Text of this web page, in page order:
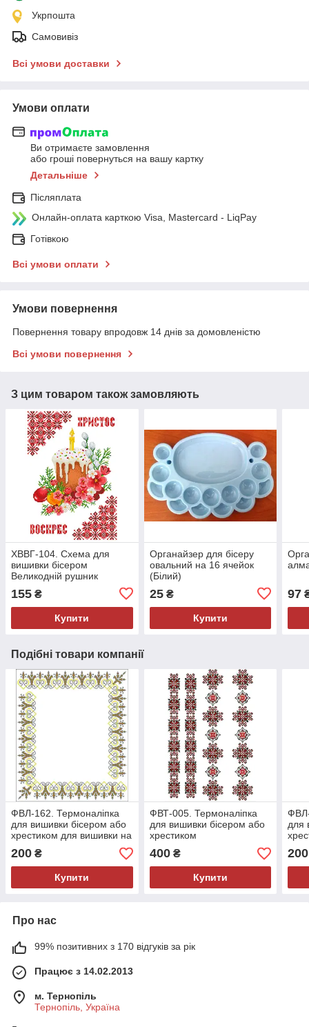
Укрпошта
Самовивіз
Всі умови доставки
Умови оплати
Ви отримаєте замовлення
або гроші повернуться на вашу картку
Детальніше
Післяплата
Онлайн-оплата карткою Visa, Mastercard - LiqPay
Готівкою
Всі умови оплати
Умови повернення
Повернення товару впродовж 14 днів за домовленістю
Всі умови повернення
З цим товаром також замовляють
ХВВГ-104. Схема для
вишивки бісером
Великодній рушник
155 ₴
Купити
Органайзер для бісеру
овальний на 16 ячейок
(Білий)
25₴
Купити
97
Подібні товари компанії
ФВЛ-162. Термоналіпка
для вишивки бісером або
хрестиком для вишивки на
футболках, сумках,
джинсах
200 ₴
Купити
ФВТ-005. Термоналіпка
для вишивки бісером або
хрестиком
400₴
Купити
для
200
Про нас
99% позитивних з 170 відгуків за рік
Працює з 14.02.2013
м. Тернопіль
Тернопіль, Україна